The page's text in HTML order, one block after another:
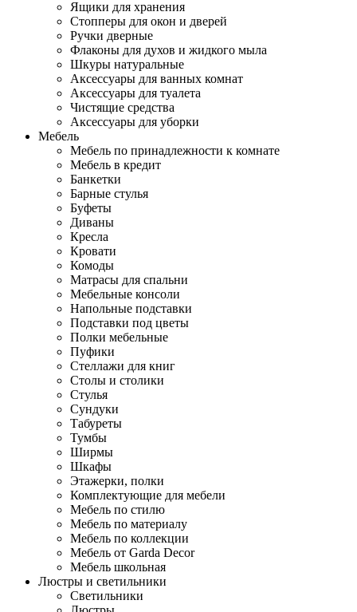
Ящики для хранения
Стопперы для окон и дверей
Ручки дверные
Флаконы для духов и жидкого мыла
Шкуры натуральные
Аксессуары для ванных комнат
Аксессуары для туалета
Чистящие средства
Аксессуары для уборки
Мебель
Мебель по принадлежности к комнате
Мебель в кредит
Банкетки
Барные стулья
Буфеты
Диваны
Кресла
Кровати
Комоды
Матрасы для спальни
Мебельные консоли
Напольные подставки
Подставки под цветы
Полки мебельные
Пуфики
Стеллажи для книг
Столы и столики
Стулья
Сундуки
Табуреты
Тумбы
Ширмы
Шкафы
Этажерки, полки
Комплектующие для мебели
Мебель по стилю
Мебель по материалу
Мебель по коллекции
Мебель от Garda Decor
Мебель школьная
Люстры и светильники
Светильники